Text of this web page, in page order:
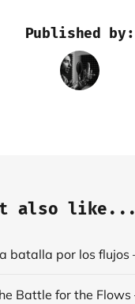
Published by:
also like...